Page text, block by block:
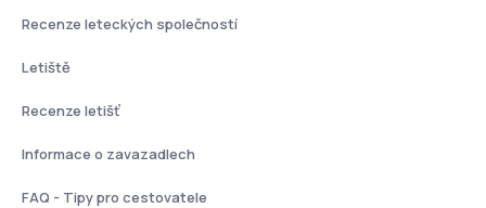
Recenze leteckých společností
Letiště
Recenze letišť
Informace o zavazadlech
FAQ - Tipy pro cestovatele